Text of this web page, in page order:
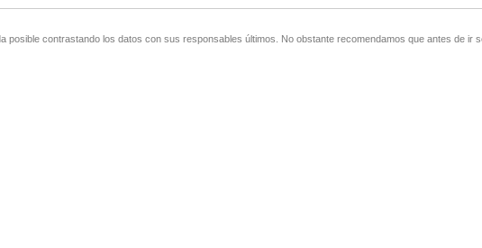
contrastando los datos con sus responsables últimos. No obstante recomendamos que antes de ir